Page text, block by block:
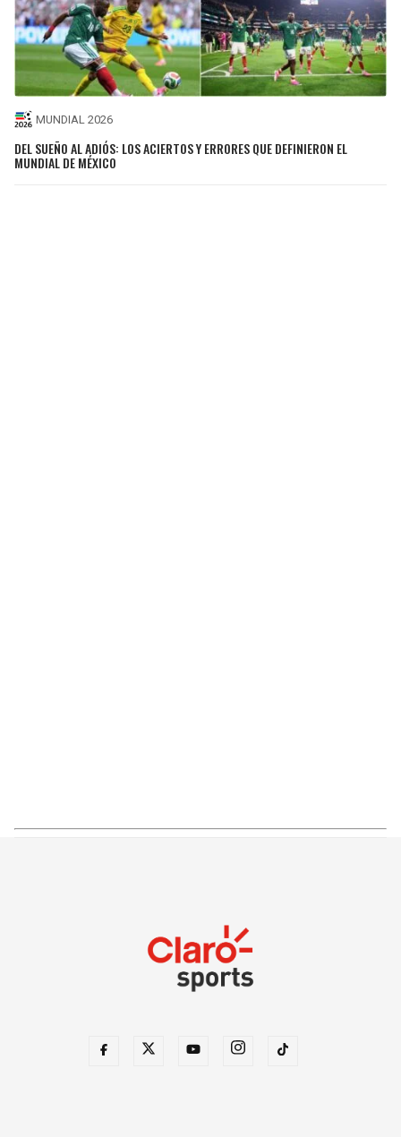
MUNDIAL 2026
DEL SUEÑO AL ADIÓS: LOS ACIERTOS Y ERRORES QUE DEFINIERON EL
MUNDIAL DE MÉXICO